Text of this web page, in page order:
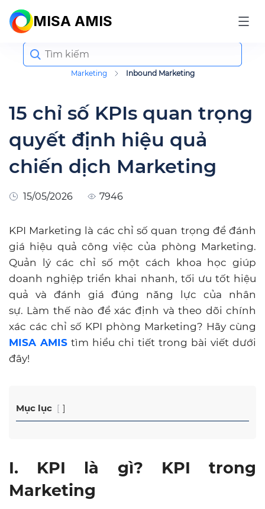
MISA AMIS
Marketing Inbound Marketing
Search
for:
15 chỉ số KPIs quan trọng
quyết định hiệu quả
chiến dịch Marketing
15/05/2026 7946
KPI Marketing là các chỉ số quan trọng để đánh
giá hiệu quả công việc của phòng Marketing.
Quản lý các chỉ số một cách khoa học giúp
doanh nghiệp triển khai nhanh, tối ưu tốt hiệu
quả và đánh giá đúng năng lực của nhân
sự. Làm thế nào để xác định và theo dõi chính
xác các chỉ số KPI phòng Marketing? Hãy cùng
MISA AMIS tìm hiểu chi tiết trong bài viết dưới
đây!
Mục lục
I. KPI là gì? KPI trong
Marketing